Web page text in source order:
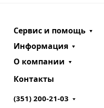
Сервис и помощь
Информация
О компании
Контакты
(351) 200-21-03